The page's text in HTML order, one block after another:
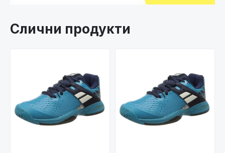
Слични продукти